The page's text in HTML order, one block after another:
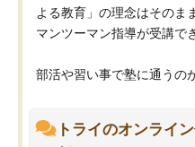
よる教育」の理念はそのま
マンツーマン指導が受講で
部活や習い事で塾に通うの
トライのオンライ